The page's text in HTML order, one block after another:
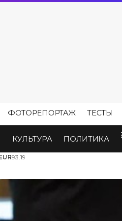
ФОТОРЕПОРТАЖ ТЕСТЫ
КУЛЬТУРА ПОЛИТИКА
93.19